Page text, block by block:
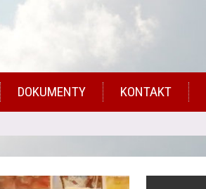
DOKUMENTY KONTAKT